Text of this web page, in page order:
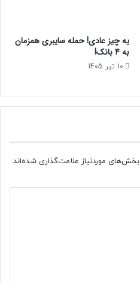
یه چیز عادی! حمله سایبری همزمان
به 4 بانک!
10 تیر 1405
بخش‌های موردنیاز علامت‌گذاری شده‌اند